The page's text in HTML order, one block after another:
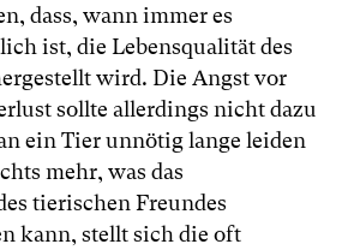
dass, wann immer es
ist, die Lebensqualität des
wird. Die Angst vor
sollte allerdings nicht dazu
ein Tier unnötig lange leiden
mehr, was das
tierischen Freundes
kann, stellt sich die oft